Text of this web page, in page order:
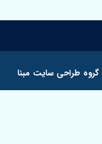
گروه طراحی سایت مبنا